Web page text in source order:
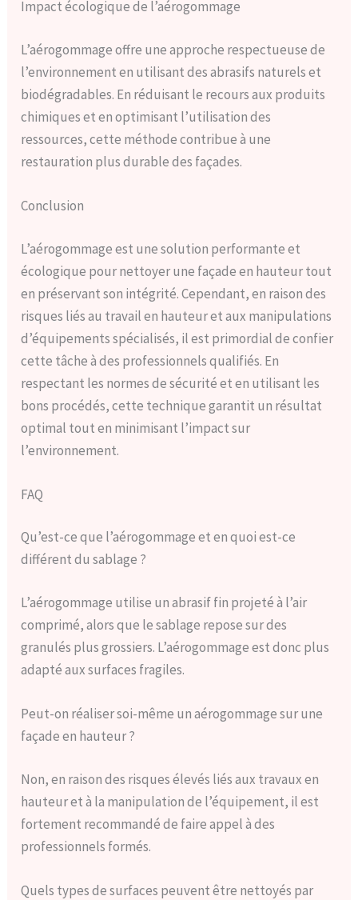
Impact écologique de l’aérogommage
L’aérogommage offre une approche respectueuse de
l’environnement en utilisant des abrasifs naturels et
biodégradables. En réduisant le recours aux produits
chimiques et en optimisant l’utilisation des
ressources, cette méthode contribue à une
restauration plus durable des façades.
Conclusion
L’aérogommage est une solution performante et
écologique pour nettoyer une façade en hauteur tout
en préservant son intégrité. Cependant, en raison des
risques liés au travail en hauteur et aux manipulations
d’équipements spécialisés, il est primordial de confier
cette tâche à des professionnels qualifiés. En
respectant les normes de sécurité et en utilisant les
bons procédés, cette technique garantit un résultat
optimal tout en minimisant l’impact sur
l’environnement.
FAQ
Qu’est-ce que l’aérogommage et en quoi est-ce
différent du sablage ?
L’aérogommage utilise un abrasif fin projeté à l’air
comprimé, alors que le sablage repose sur des
granulés plus grossiers. L’aérogommage est donc plus
adapté aux surfaces fragiles.
Peut-on réaliser soi-même un aérogommage sur une
façade en hauteur ?
Non, en raison des risques élevés liés aux travaux en
hauteur et à la manipulation de l’équipement, il est
fortement recommandé de faire appel à des
professionnels formés.
Quels types de surfaces peuvent être nettoyés par